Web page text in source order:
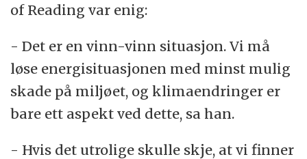
of Reading var enig:
- Det er en vinn-vinn situasjon. Vi må
løse energisituasjonen med minst mulig
skade på miljøet, og klimaendringer er
bare ett aspekt ved dette, sa han.
- Hvis det utrolige skulle skje, at vi finner